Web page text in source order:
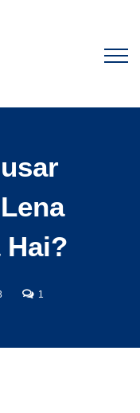
Hai?
1